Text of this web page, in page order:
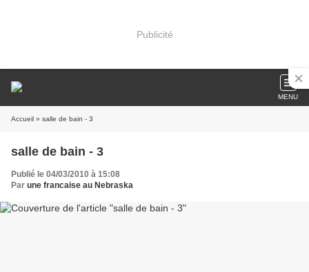
Publicité
MENU
Accueil » salle de bain - 3
salle de bain - 3
Publié le 04/03/2010 à 15:08
Par une francaise au Nebraska